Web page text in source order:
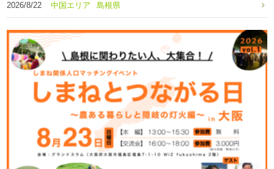
2026/8/22 中国エリア 島根県